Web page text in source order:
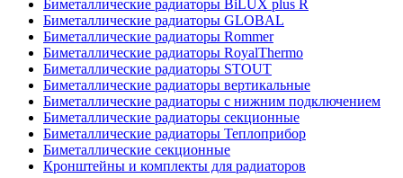
Биметаллические радиаторы BiLUX plus R
Биметаллические радиаторы GLOBAL
Биметаллические радиаторы Rommer
Биметаллические радиаторы RoyalThermo
Биметаллические радиаторы STOUT
Биметаллические радиаторы вертикальные
Биметаллические радиаторы с нижним подключением
Биметаллические радиаторы секционные
Биметаллические радиаторы Теплоприбор
Биметаллические секционные
Кронштейны и комплекты для радиаторов